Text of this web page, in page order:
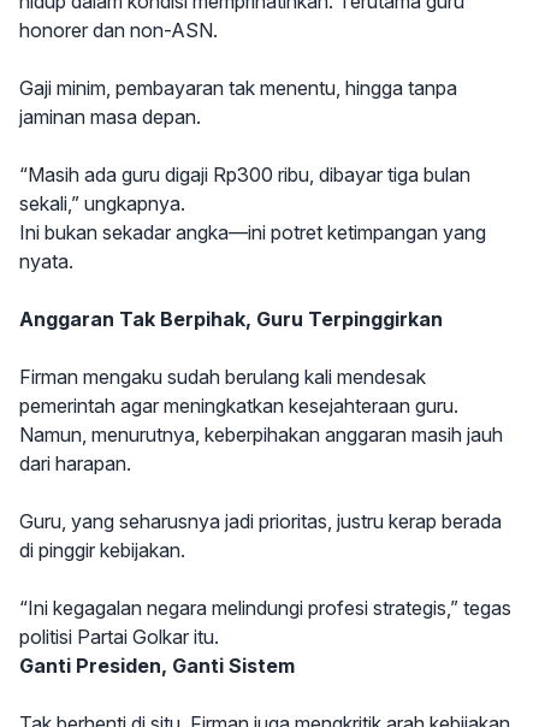
honorer dan non-ASN.
Gaji minim, pembayaran tak menentu, hingga tanpa
jaminan masa depan.
“Masih ada guru digaji Rp300 ribu, dibayar tiga bulan
sekali,” ungkapnya.
Ini bukan sekadar angka—ini potret ketimpangan yang
nyata.
Anggaran Tak Berpihak, Guru Terpinggirkan
Firman mengaku sudah berulang kali mendesak
pemerintah agar meningkatkan kesejahteraan guru.
Namun, menurutnya, keberpihakan anggaran masih jauh
dari harapan.
Guru, yang seharusnya jadi prioritas, justru kerap berada
di pinggir kebijakan.
“Ini kegagalan negara melindungi profesi strategis,” tegas
politisi Partai Golkar itu.
Ganti Presiden, Ganti Sistem